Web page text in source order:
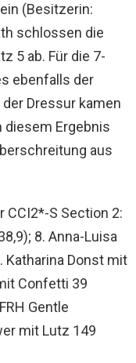
(Besitzerin:
schlossen die
5 ab. Für die 7-
ebenfalls der
Dressur kamen
diesem Ergebnis
aus
CCI2*-S Section 2:
8. Anna-Luisa
Katharina Donst mit
Confetti 39
Gentle
mit Lutz 149